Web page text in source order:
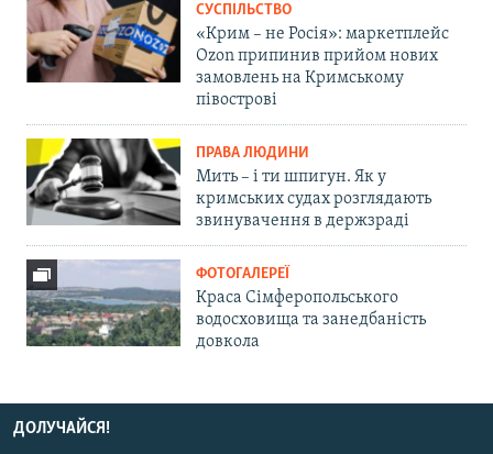
СУСПІЛЬСТВО
«Крим – не Росія»: маркетплейс
Ozon припинив прийом нових
замовлень на Кримському
півострові
ПРАВА ЛЮДИНИ
Мить – і ти шпигун. Як у
кримських судах розглядають
звинувачення в держзраді
ФОТОГАЛЕРЕЇ
Краса Сімферопольського
водосховища та занедбаність
довкола
ДОЛУЧАЙСЯ!